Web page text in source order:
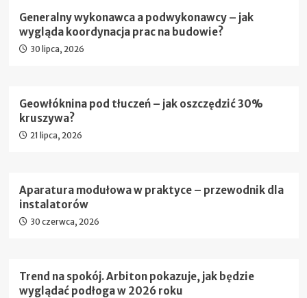
Generalny wykonawca a podwykonawcy – jak
wygląda koordynacja prac na budowie?
30 lipca, 2026
Geowłóknina pod tłuczeń – jak oszczędzić 30%
kruszywa?
21 lipca, 2026
Aparatura modułowa w praktyce – przewodnik dla
instalatorów
30 czerwca, 2026
Trend na spokój. Arbiton pokazuje, jak będzie
wyglądać podłoga w 2026 roku